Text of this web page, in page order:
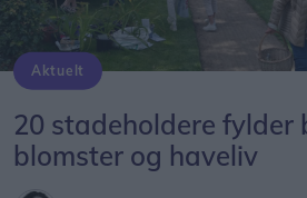
Aktuelt
20 stadeholdere fylder
blomster og haveliv